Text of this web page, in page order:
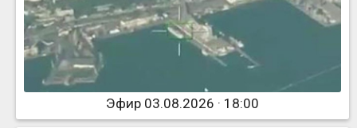
Эфир 03.08.2026 · 18:00